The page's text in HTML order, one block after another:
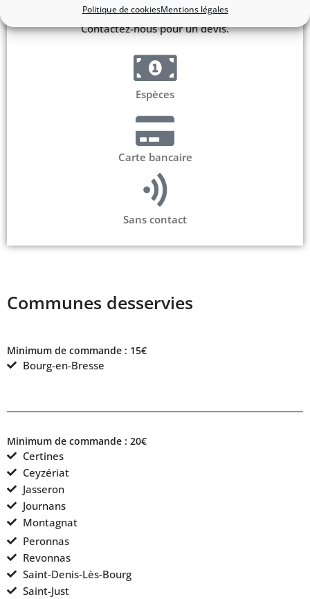
Politique de cookiesMentions légales
Contactez-nous pour un devis.
Espèces
Carte bancaire
Sans contact
Communes desservies
Minimum de commande : 15€
Bourg-en-Bresse
Minimum de commande : 20€
Certines
Ceyzériat
Jasseron
Journans
Montagnat
Peronnas
Revonnas
Saint-Denis-Lès-Bourg
Saint-Just